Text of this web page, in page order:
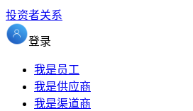
投资者关系
登录
我是员工
我是供应商
我是渠道商